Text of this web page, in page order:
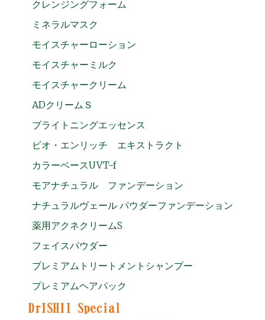
クレンジングフォーム
ミネラルマスク
モイスチャーローション
モイスチャーミルク
モイスチャークリーム
ADクリームＳ
ブライトニングエッセンス
ビオ・エンリッチ エキストラクト
カラーベースUVT-f
モアナチュラル ファンデーション
ナチュラルヴェール パウダーファンデーション
薬用アクネクリームS
フェイスパウダー
プレミアムトリートメントシャンプー
プレミアムヘアパック